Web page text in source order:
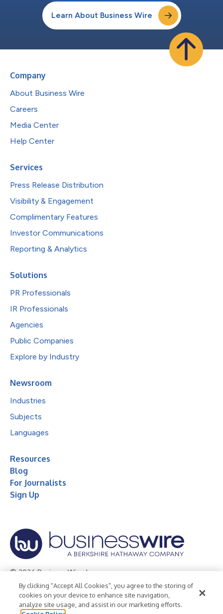
Learn About Business Wire
Company
About Business Wire
Careers
Media Center
Help Center
Services
Press Release Distribution
Visibility & Engagement
Complimentary Features
Investor Communications
Reporting & Analytics
Solutions
PR Professionals
IR Professionals
Agencies
Public Companies
Explore by Industry
Newsroom
Industries
Subjects
Languages
Resources
Blog
For Journalists
Sign Up
© 2026 Business Wire, Inc.
Privacy Policy Cookie Policy
Accessibility Statement
Terms of Use
Legal
By clicking “Accept All Cookies”, you agree to the storing of
cookies on your device to enhance site navigation,
analyze site usage, and assist in our marketing efforts.